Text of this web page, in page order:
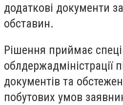
додаткові документи
обставин.
Рішення приймає
облдержадміністрації
документів та
побутових умов